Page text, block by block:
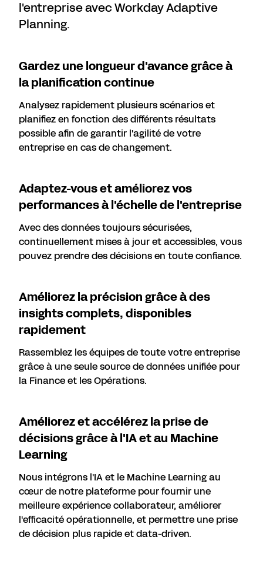
l'entreprise avec Workday Adaptive
Planning.
Gardez une longueur d'avance grâce à
la planification continue
Analysez rapidement plusieurs scénarios et
planifiez en fonction des différents résultats
possible afin de garantir l'agilité de votre
entreprise en cas de changement.
Adaptez-vous et améliorez vos
performances à l'échelle de l'entreprise
Avec des données toujours sécurisées,
continuellement mises à jour et accessibles, vous
pouvez prendre des décisions en toute confiance.
Améliorez la précision grâce à des
insights complets, disponibles
rapidement
Rassemblez les équipes de toute votre entreprise
grâce à une seule source de données unifiée pour
la Finance et les Opérations.
Améliorez et accélérez la prise de
décisions grâce à l'IA et au Machine
Learning
Nous intégrons l'IA et le Machine Learning au
cœur de notre plateforme pour fournir une
meilleure expérience collaborateur, améliorer
l'efficacité opérationnelle, et permettre une prise
de décision plus rapide et data-driven.